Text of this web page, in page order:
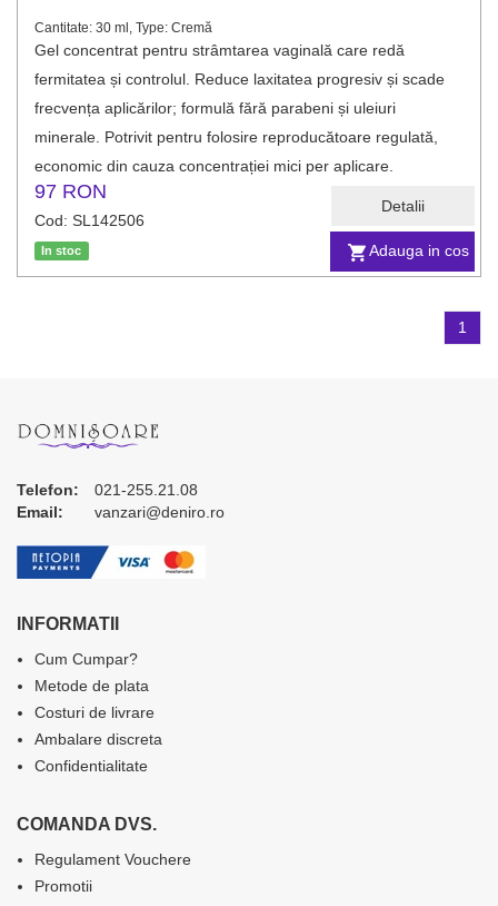
Adauga in cos
Detalii
Cantitate: 30 ml, Type: Cremă
Gel concentrat pentru strâmtarea vaginală care redă
fermitatea și controlul. Reduce laxitatea progresiv și scade
frecvența aplicărilor; formulă fără parabeni și uleiuri
minerale. Potrivit pentru folosire reproducătoare regulată,
economic din cauza concentrației mici per aplicare.
97 RON
Cod: SL142506
In stoc
1
Telefon:
021-255.21.08
Email:
vanzari@deniro.ro
INFORMATII
Cum Cumpar?
Metode de plata
Costuri de livrare
Ambalare discreta
Confidentialitate
COMANDA DVS.
Regulament Vouchere
Promotii